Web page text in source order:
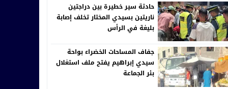
حادثة سير خطيرة بين دراجتين
ناريتين بسيدي المختار تخلف إصابة
بليغة في الرأس
جفاف المساحات الخضراء بواحة
سيدي إبراهيم يفتح ملف استغلال
بئر الجماعة